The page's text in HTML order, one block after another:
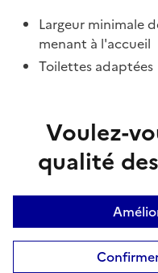
Largeur minimale
menant à l'accueil
Toilettes adaptées
Voulez-
qualité